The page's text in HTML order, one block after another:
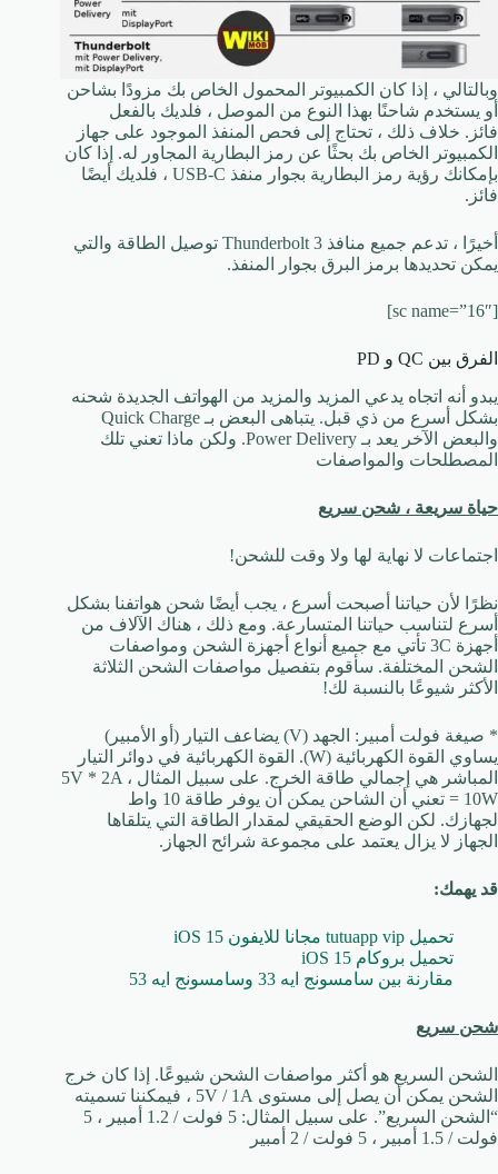
وبالتالي ، إذا كان الكمبيوتر المحمول الخاص بك مزودًا بشاحن
أو يستخدم شاحنًا بهذا النوع من الموصل ، فلديك بالفعل
فائز. خلاف ذلك ، تحتاج إلى فحص المنفذ الموجود على جهاز
الكمبيوتر الخاص بك بحثًا عن رمز البطارية المجاور له. إذا كان
بإمكانك رؤية رمز البطارية بجوار منفذ USB-C ، فلديك أيضًا
فائز.
أخيرًا ، تدعم جميع منافذ Thunderbolt 3 توصيل الطاقة والتي
يمكن تحديدها برمز البرق بجوار المنفذ.
[sc name=”16″]
الفرق بين QC و PD
يبدو أنه اتجاه يدعي المزيد والمزيد من الهواتف الجديدة شحنه
بشكل أسرع من ذي قبل. يتباهى البعض بـ Quick Charge
والبعض الآخر يعد بـ Power Delivery. ولكن ماذا تعني تلك
المصطلحات والمواصفات
حياة سريعة ، شحن سريع
اجتماعات لا نهاية لها ولا وقت للشحن!
نظرًا لأن حياتنا أصبحت أسرع ، يجب أيضًا شحن هواتفنا بشكل
أسرع لتناسب حياتنا المتسارعة. ومع ذلك ، هناك الآلاف من
أجهزة 3C تأتي مع جميع أنواع أجهزة الشحن ومواصفات
الشحن المختلفة. سأقوم بتفصيل مواصفات الشحن الثلاثة
الأكثر شيوعًا بالنسبة لك!
* صيغة فولت أمبير: الجهد (V) يضاعف التيار (أو الأمبير)
يساوي القوة الكهربائية (W). القوة الكهربائية في دوائر التيار
المباشر هي إجمالي طاقة الخرج. على سبيل المثال ، 5V * 2A
= 10W تعني أن الشاحن يمكن أن يوفر طاقة 10 واط
لجهازك. لكن الوضع الحقيقي لمقدار الطاقة التي يتلقاها
الجهاز لا يزال يعتمد على مجموعة شرائح الجهاز.
قد يهمك:
تحميل tutuapp vip مجانا للايفون iOS 15
تحميل بروكام iOS 15
مقارنة بين سامسونج ايه 33 وسامسونج ايه 53
شحن سريع
الشحن السريع هو أكثر مواصفات الشحن شيوعًا. إذا كان خرج
الشحن يمكن أن يصل إلى مستوى 5V / 1A ، فيمكننا تسميته
“الشحن السريع”. على سبيل المثال: 5 فولت / 1.2 أمبير ، 5
فولت / 1.5 أمبير ، 5 فولت / 2 أمبير